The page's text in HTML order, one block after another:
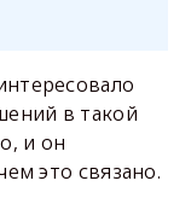
в такой
и он
это связано.